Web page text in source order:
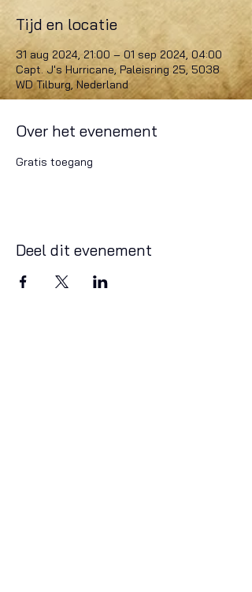
Tijd en locatie
31 aug 2024, 21:00 – 01 sep 2024, 04:00
Capt. J's Hurricane, Paleisring 25, 5038
WD Tilburg, Nederland
Over het evenement
Gratis toegang
Deel dit evenement